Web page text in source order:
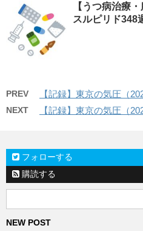
【うつ病治療
スルピリド348
PREV 【記録】東京の気圧（
NEXT 【記録】東京の気圧（
フォローする
購読する
NEW POST